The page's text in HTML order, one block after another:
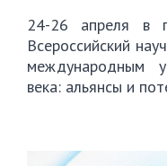
24-26 апреля в
Всероссийский
международным
века: альянсы и